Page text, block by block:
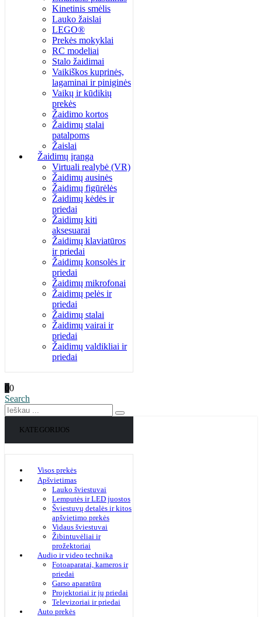
Kinetinis smėlis
Lauko žaislai
LEGO®
Prekės mokyklai
RC modeliai
Stalo žaidimai
Vaikiškos kuprinės,
lagaminai ir piniginės
Vaikų ir kūdikių
prekės
Žaidimo kortos
Žaidimų stalai
patalpoms
Žaislai
Žaidimų įranga
Virtuali realybė (VR)
Žaidimų ausinės
Žaidimų figūrėlės
Žaidimų kėdės ir
priedai
Žaidimų kiti
aksesuarai
Žaidimų klaviatūros
ir priedai
Žaidimų konsolės ir
priedai
Žaidimų mikrofonai
Žaidimų pelės ir
priedai
Žaidimų stalai
Žaidimų vairai ir
priedai
Žaidimų valdikliai ir
priedai
00
Search
KATEGORIJOS
Visos prekės
Apšvietimas
Lauko šviestuvai
Lemputės ir LED juostos
Šviestuvų detalės ir kitos
apšvietimo prekės
Vidaus šviestuvai
Žibintuvėliai ir
prožektoriai
Audio ir video technika
Fotoaparatai, kameros ir
priedai
Garso aparatūra
Projektoriai ir jų priedai
Televizoriai ir priedai
Auto prekės